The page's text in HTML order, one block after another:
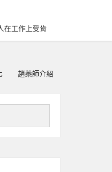
在工作上受肯
趙藥師介紹